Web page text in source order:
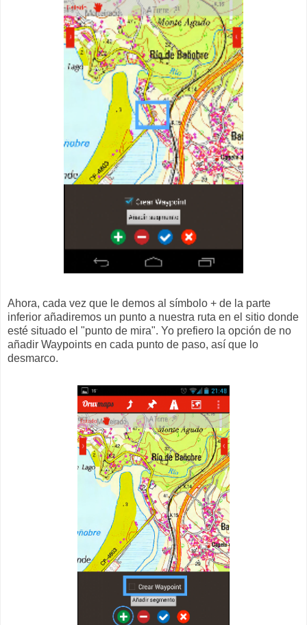
Ahora, cada vez que le demos al símbolo + de la parte
inferior añadiremos un punto a nuestra ruta en el sitio donde
esté situado el "punto de mira". Yo prefiero la opción de no
añadir Waypoints en cada punto de paso, así que lo
desmarco.